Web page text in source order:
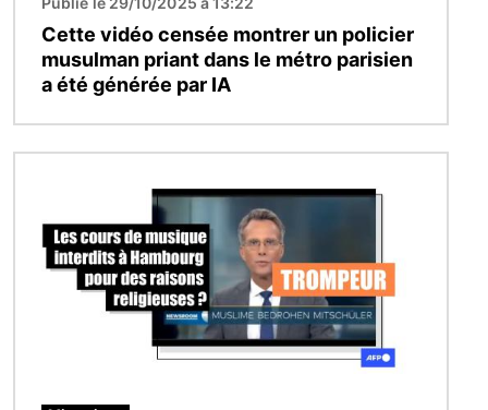
Cette vidéo censée montrer un policier
musulman priant dans le métro parisien
a été générée par IA